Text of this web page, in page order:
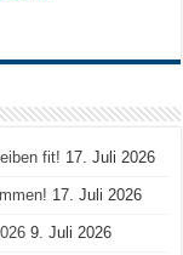
fit! 17. Juli 2026
17. Juli 2026
9. Juli 2026